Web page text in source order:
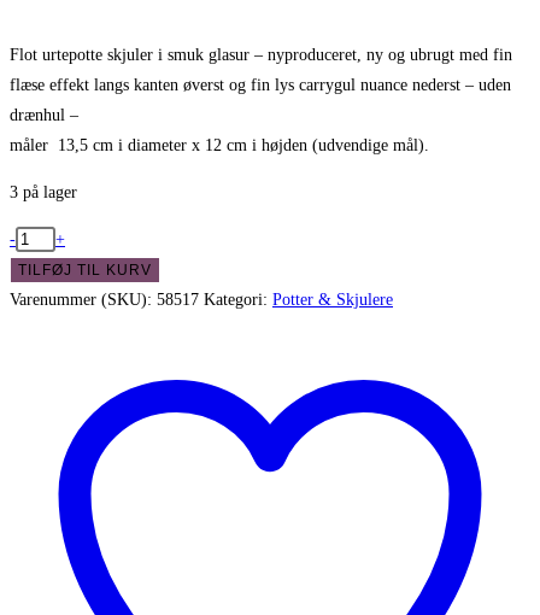
Flot urtepotte skjuler i smuk glasur – nyproduceret, ny og ubrugt med fin
flæse effekt langs kanten øverst og fin lys carrygul nuance nederst – uden
drænhul –
måler 13,5 cm i diameter x 12 cm i højden (udvendige mål).
3 på lager
Flot
urtepotte
skjuler
- +
TILFØJ TIL KURV
Varenummer (SKU): 58517 Kategori: Potter & Skjulere